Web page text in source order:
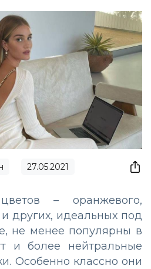
27.05.2021
– оранжевого,
других, идеальных под
не менее популярны в
и более нейтральные
Особенно классно они